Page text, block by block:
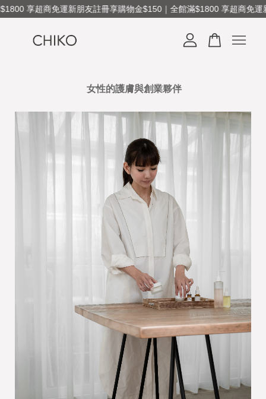
享超商免運新朋友註冊享購物金$150｜全館滿$1800 享超商免運
女性的護膚與創業夥伴
繼續購物